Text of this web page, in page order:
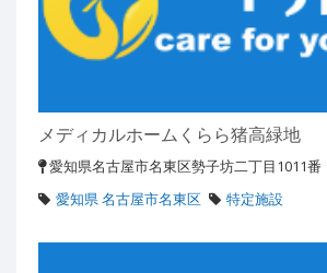
メディカルホームくらら猪高緑地
愛知県名古屋市名東区勢子坊二丁目1011番
愛知県 名古屋市名東区
特定施設